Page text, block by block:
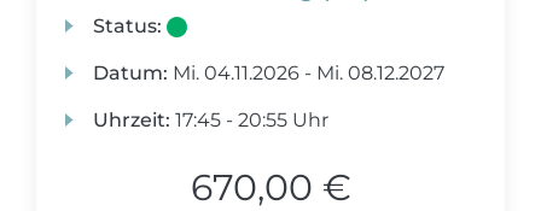
Status:
Datum: Mi. 04.11.2026 - Mi. 08.12.2027
Uhrzeit: 17:45 - 20:55 Uhr
670,00 €